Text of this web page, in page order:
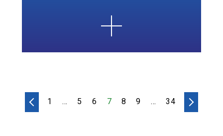
1 … 5 6 7 8 9 … 34